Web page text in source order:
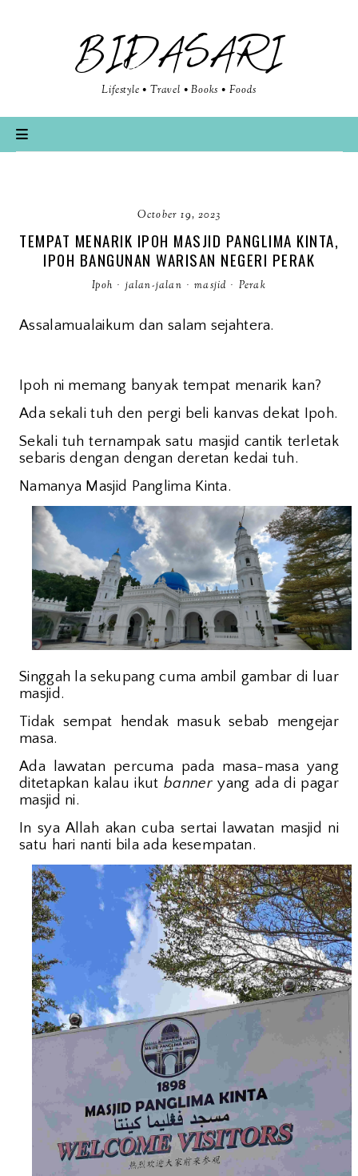
BIDASARI
Lifestyle • Travel • Books • Foods
October 19, 2023
TEMPAT MENARIK IPOH MASJID PANGLIMA KINTA,
IPOH BANGUNAN WARISAN NEGERI PERAK
Ipoh · jalan-jalan · masjid · Perak
Assalamualaikum dan salam sejahtera.
Ipoh ni memang banyak tempat menarik kan?
Ada sekali tuh den pergi beli kanvas dekat Ipoh.
Sekali tuh ternampak satu masjid cantik terletak
sebaris dengan dengan deretan kedai tuh.
Namanya Masjid Panglima Kinta.
Singgah la sekupang cuma ambil gambar di luar
masjid.
Tidak sempat hendak masuk sebab mengejar
masa.
Ada lawatan percuma pada masa-masa yang
ditetapkan kalau ikutbanneryang ada di pagar
masjid ni.
In sya Allah akan cuba sertai lawatan masjid ni
satu hari nanti bila ada kesempatan.